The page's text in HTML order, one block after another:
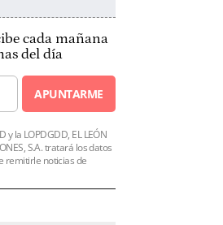
cada mañana
del día
APUNTARME
y la LOPDGDD, EL LEÓN
S.A. tratará los datos
remitirle noticias de